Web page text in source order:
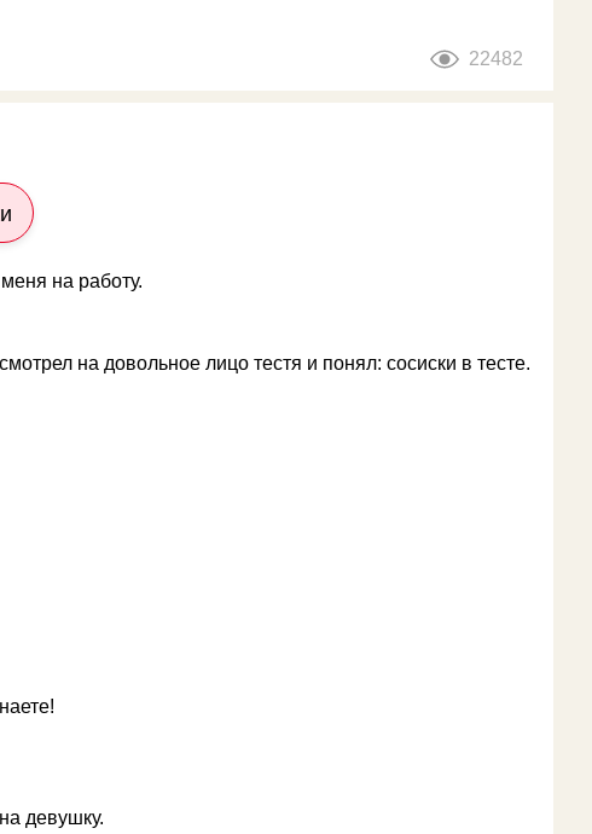
22482
на работу.
на довольное лицо тестя и понял: сосиски в тесте.
девушку.